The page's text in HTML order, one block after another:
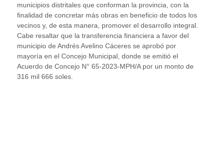
municipios distritales que conforman la provincia, con la
finalidad de concretar más obras en beneficio de todos los
vecinos y, de esta manera, promover el desarrollo integral.
Cabe resaltar que la transferencia financiera a favor del
municipio de Andrés Avelino Cáceres se aprobó por
mayoría en el Concejo Municipal, donde se emitió el
Acuerdo de Concejo N° 65-2023-MPH/A por un monto de
316 mil 666 soles.